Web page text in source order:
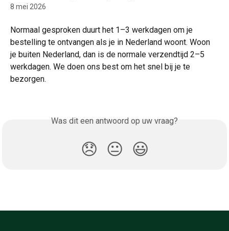
8 mei 2026
Normaal gesproken duurt het 1–3 werkdagen om je
bestelling te ontvangen als je in Nederland woont. Woon
je buiten Nederland, dan is de normale verzendtijd 2–5
werkdagen. We doen ons best om het snel bij je te
bezorgen.
Was dit een antwoord op uw vraag?
😞 😐 😃